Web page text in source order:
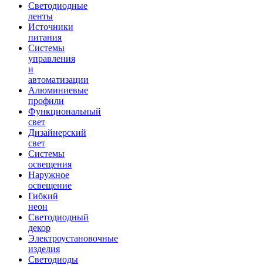
Светодиодные
ленты
Источники
питания
Системы
управления
и
автоматизации
Алюминиевые
профили
Функциональный
свет
Дизайнерский
свет
Системы
освещения
Наружное
освещение
Гибкий
неон
Светодиодный
декор
Электроустановочные
изделия
Светодиоды